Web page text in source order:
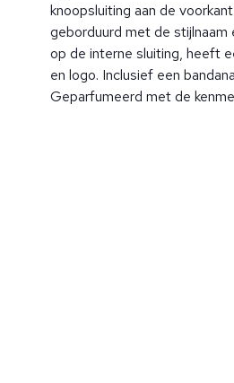
knoopsluiting aan de
geborduurd met de
op de interne sluiting, heeft
en logo. Inclusief een
Geparfumeerd met de